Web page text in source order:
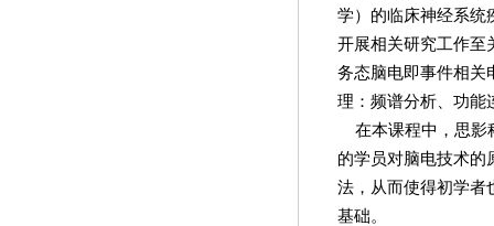
学）的临床神经系统
开展相关研究工作至
务态脑电即事件相关
理：频谱分析、功能
在本课程中，思影
的学员对脑电技术的
法，从而使得初学者
基础。